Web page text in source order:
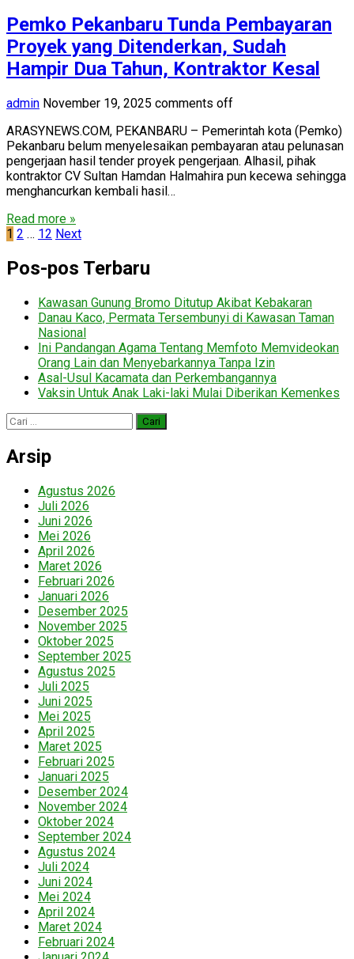
Pemko Pekanbaru Tunda Pembayaran
Proyek yang Ditenderkan, Sudah
Hampir Dua Tahun, Kontraktor Kesal
admin November 19, 2025 comments off
ARASYNEWS.COM, PEKANBARU – Pemerintah kota (Pemko)
Pekanbaru belum menyelesaikan pembayaran atau pelunasan
pengerjaan hasil tender proyek pengerjaan. Alhasil, pihak
kontraktor CV Sultan Hamdan Halmahira pun kecewa sehingga
menghancurkan kembali hasil…
Read more »
Paginasi
pos
1 2 … 12 Next
Pos-pos Terbaru
Kawasan Gunung Bromo Ditutup Akibat Kebakaran
Danau Kaco, Permata Tersembunyi di Kawasan Taman
Nasional
Ini Pandangan Agama Tentang Memfoto Memvideokan
Orang Lain dan Menyebarkannya Tanpa Izin
Asal-Usul Kacamata dan Perkembangannya
Vaksin Untuk Anak Laki-laki Mulai Diberikan Kemenkes
Cari
untuk:
Arsip
Agustus 2026
Juli 2026
Juni 2026
Mei 2026
April 2026
Maret 2026
Februari 2026
Januari 2026
Desember 2025
November 2025
Oktober 2025
September 2025
Agustus 2025
Juli 2025
Juni 2025
Mei 2025
April 2025
Maret 2025
Februari 2025
Januari 2025
Desember 2024
November 2024
Oktober 2024
September 2024
Agustus 2024
Juli 2024
Juni 2024
Mei 2024
April 2024
Maret 2024
Februari 2024